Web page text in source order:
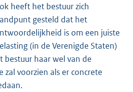
heeft het bestuur zich
gesteld dat het
is om een juiste
(in de Verenigde Staten)
bestuur haar wel van de
voorzien als er concrete